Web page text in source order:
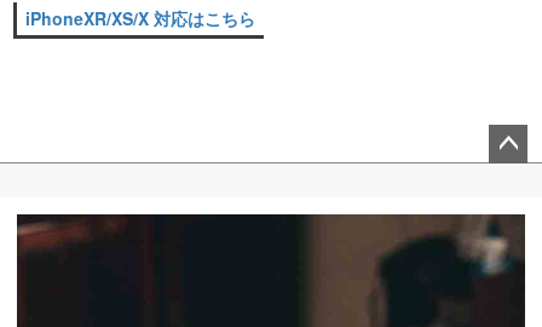
iPhoneXR/XS/X 対応はこちら
ップ
へ